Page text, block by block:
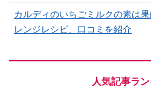
カルディのいちごミルクの素は
レンジレシピ、口コミを紹介